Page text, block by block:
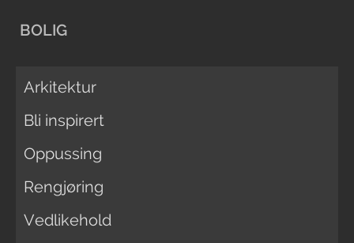
BOLIG
Arkitektur
Bli inspirert
Oppussing
Rengjøring
Vedlikehold